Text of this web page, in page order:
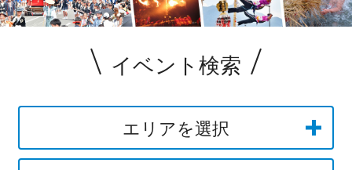
イベント検索
エリアを選択